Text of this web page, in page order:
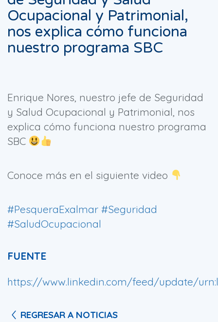
Ocupacional y Patrimonial,
nos explica cómo funciona
nuestro programa SBC
Enrique Nores, nuestro jefe de Seguridad
y Salud Ocupacional y Patrimonial, nos
explica cómo funciona nuestro programa
SBC
Conoce más en el siguiente video
#PesqueraExalmar #Seguridad
#SaludOcupacional
FUENTE
https://www.linkedin.com/feed/update/
REGRESAR A NOTICIAS